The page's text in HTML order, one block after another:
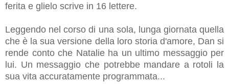
ferita e glielo scrive in 16 lettere.
Leggendo nel corso di una sola, lunga giornata quella
che è la sua versione della loro storia d'amore, Dan si
rende conto che Natalie ha un ultimo messaggio per
lui. Un messaggio che potrebbe mandare a rotoli la
sua vita accuratamente programmata...